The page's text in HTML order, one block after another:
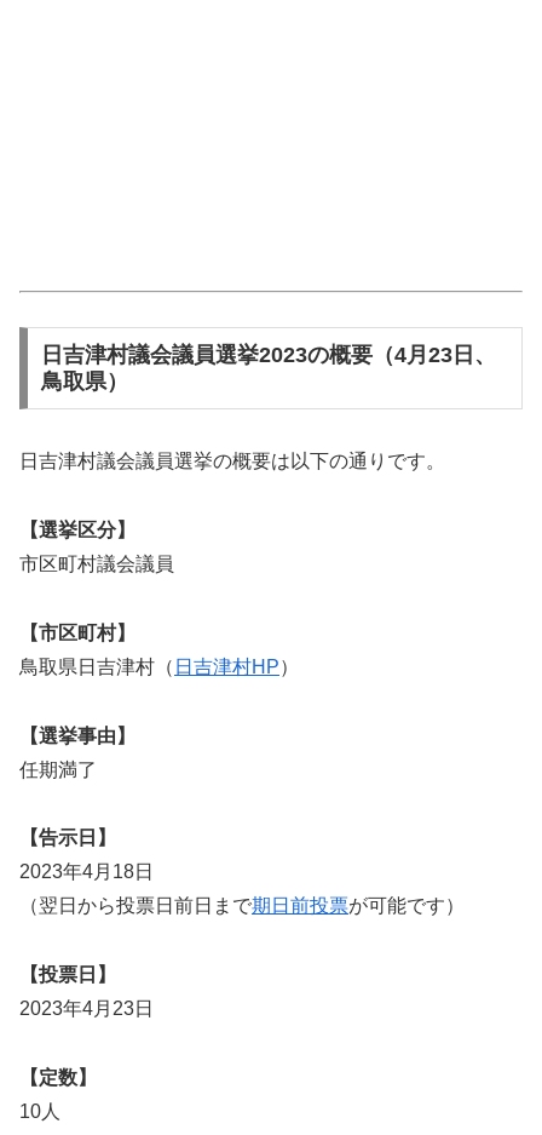
日吉津村議会議員選挙2023の概要（4月23日、
鳥取県）
日吉津村議会議員選挙の概要は以下の通りです。
【選挙区分】
市区町村議会議員
【市区町村】
鳥取県日吉津村（ 日吉津村HP）
【選挙事由】
任期満了
【告示日】
2023年4月18日
（翌日から投票日前日まで期日前投票が可能です）
【投票日】
2023年4月23日
【定数】
10人